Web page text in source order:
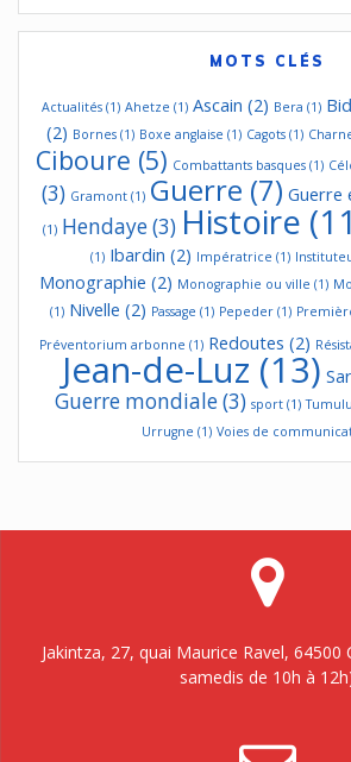
MOTS CLÉS
Actualités(1) Ahetze (1) Ascain (2) Bera (1)
(2) Bornes (1) Boxe anglaise (1) Cagots (1)
Ciboure (5) Combattants basques (1)
(3) Gramont (1) Guerre (7) Guerre
(1) Hendaye(3) Histoire
(1) Ibardin (2) Impératrice (1)
Monographie (2) Monographie ou ville (1)
(1) Nivelle (2) Passage (1) Pepeder(1)
Préventorium arbonne (1) Redoutes (2)
Jean-de-Luz (13)
Guerre mondiale(3) sport (1)
Urrugne (1) Voies de
Jakintza, 27, quai Maurice Ravel, 64500
samedis de 10h à